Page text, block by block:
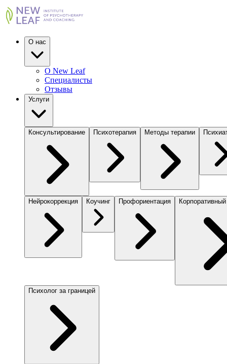
О нас
О New Leaf
Специалисты
Отзывы
Услуги
Консультирование Психотерапия Методы терапии
Нейрокоррекция Коучинг Профориентация
Психолог за границей